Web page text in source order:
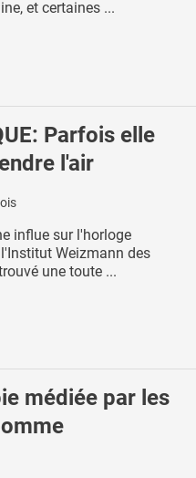
et certaines ...
Parfois elle
l'air
influe sur l'horloge
Weizmann des
une toute ...
médiée par les